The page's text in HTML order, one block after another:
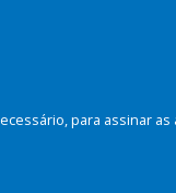
para assinar